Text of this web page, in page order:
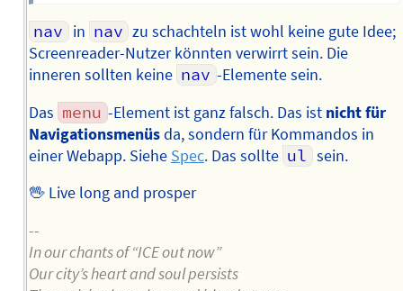
nav in nav zu schachteln ist wohl keine gute Idee;
Screenreader-Nutzer könnten verwirrt sein. Die
inneren sollten keine nav -Elemente sein.
Das menu -Element ist ganz falsch. Das ist nicht für
Navigationsmenüsda, sondern für Kommandos in
einer Webapp. Siehe Spec. Das sollte ul sein.
🖖 Live long and prosper
--
In our chants of “ICE out now”
Our city’s heart and soul persists